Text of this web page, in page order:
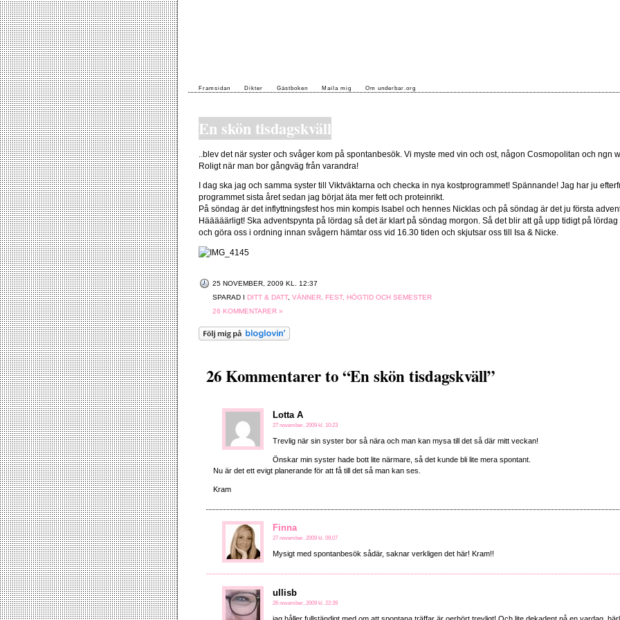
Framsidan Dikter Gästboken Maila mig Om underbar.org
En skön tisdagskväll
..blev det när syster och svåger kom på spontanbesök. Vi myste med vin och ost, någon Cosmopolitan och ngn
Roligt när man bor gångväg från varandra!
I dag ska jag och samma syster till Viktväktarna och checka in nya kostprogrammet! Spännande! Jag har ju
programmet sista året sedan jag börjat äta mer fett och proteinrikt.
På söndag är det inflyttningsfest hos min kompis Isabel och hennes Nicklas och på söndag är det ju första
Hääääärligt! Ska adventspynta på lördag så det är klart på söndag morgon. Så det blir att gå upp tidigt på
och göra oss i ordning innan svågern hämtar oss vid 16.30 tiden och skjutsar oss till Isa & Nicke.
25 NOVEMBER, 2009 KL. 12:37
SPARAD I DITT & DATT, VÄNNER, FEST, HÖGTID OCH SEMESTER
26 KOMMENTARER »
26 Kommentarer to “En skön tisdagskväll”
Lotta A
27 november, 2009 kl. 10:23
Trevlig när sin syster bor så nära och man kan mysa till det så där mitt veckan!
Önskar min syster hade bott lite närmare, så det kunde bli lite mera spontant.
Nu är det ett evigt planerande för att få till det så man kan ses.
Kram
Finna
27 november, 2009 kl. 09:07
Mysigt med spontanbesök sådär, saknar verkligen det här! Kram!!
ullisb
26 november, 2009 kl. 22:39